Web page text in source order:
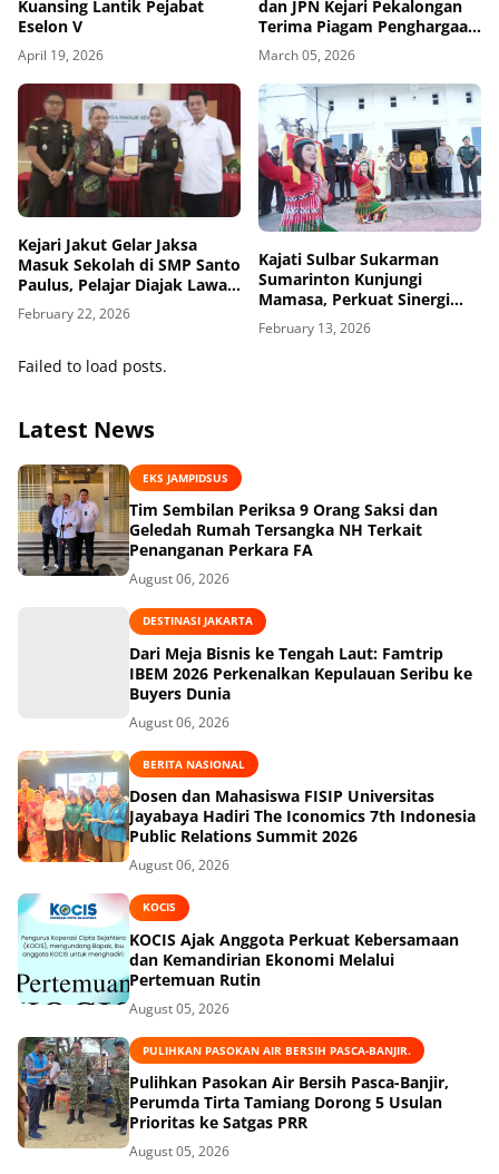
Kuansing Lantik Pejabat
Eselon V
April 19, 2026
dan JPN Kejari Pekalongan
Terima Piagam Penghargaan
atas Pendampingan Hukum
Proyek Kecamatan
March 05, 2026
Kejari Jakut Gelar Jaksa
Masuk Sekolah di SMP Santo
Paulus, Pelajar Diajak Lawan
Cyber Bullying
February 22, 2026
Kajati Sulbar Sukarman
Sumarinton Kunjungi
Mamasa, Perkuat Sinergi
Penegakan Hukum dan
Promosi Pariwisata
February 13, 2026
Failed to load posts.
Latest News
EKS JAMPIDSUS
Tim Sembilan Periksa 9 Orang Saksi dan
Geledah Rumah Tersangka NH Terkait
Penanganan Perkara FA
August 06, 2026
DESTINASI JAKARTA
Dari Meja Bisnis ke Tengah Laut: Famtrip
IBEM 2026 Perkenalkan Kepulauan Seribu ke
Buyers Dunia
August 06, 2026
BERITA NASIONAL
Dosen dan Mahasiswa FISIP Universitas
Jayabaya Hadiri The Iconomics 7th Indonesia
Public Relations Summit 2026
August 06, 2026
KOCIS
KOCIS Ajak Anggota Perkuat Kebersamaan
dan Kemandirian Ekonomi Melalui
Pertemuan Rutin
August 05, 2026
PULIHKAN PASOKAN AIR BERSIH PASCA-BANJIR.
Pulihkan Pasokan Air Bersih Pasca-Banjir,
Perumda Tirta Tamiang Dorong 5 Usulan
Prioritas ke Satgas PRR
August 05, 2026